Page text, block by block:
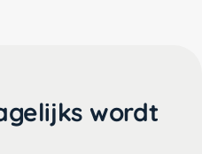
wordt